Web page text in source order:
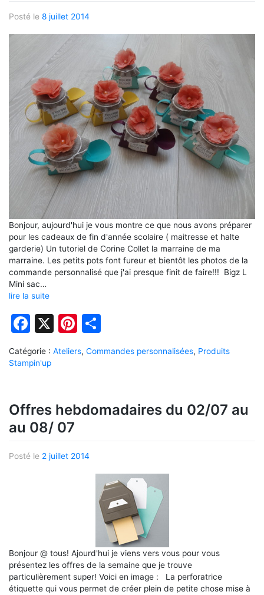
Posté le 8 juillet 2014
Bonjour, aujourd'hui je vous montre ce que nous avons préparer
pour les cadeaux de fin d'année scolaire ( maitresse et halte
garderie) Un tutoriel de Corine Collet la marraine de ma
marraine. Les petits pots font fureur et bientôt les photos de la
commande personnalisé que j'ai presque finit de faire!!! Bigz L
Mini sac…
lire la suite
Facebook
X Pinterest
Catégorie : Ateliers, Commandes personnalisées, Produits
Stampin'up
Offres hebdomadaires du 02/07 au
au 08/ 07
Posté le 2 juillet 2014
Bonjour @ tous! Ajourd'hui je viens vers vous pour vous
présentez les offres de la semaine que je trouve
particulièrement super! Voici en image : La perforatrice
étiquette qui vous permet de créer plein de petite chose mise à